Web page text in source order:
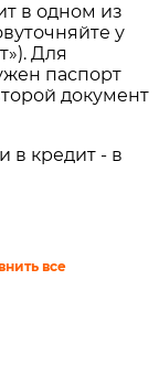
в одном из
у
Для
паспорт
документ
в кредит - в
все